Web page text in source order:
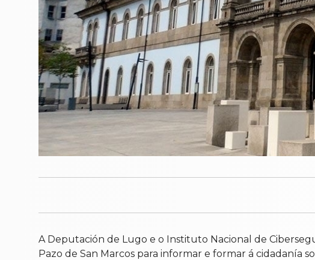
A Deputación de Lugo e o Instituto Nacional de
Pazo de San Marcos para informar e formar á cidadanía